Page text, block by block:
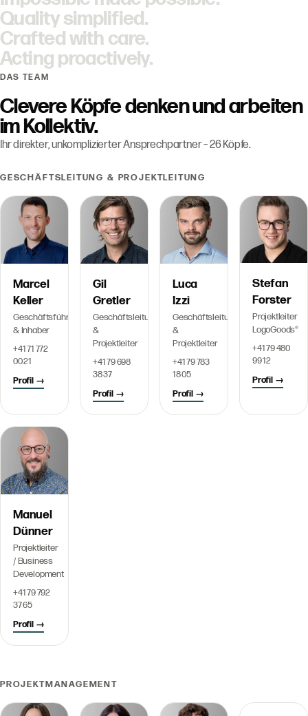
Quality simplified.
Crafted with care.
Acting proactively.
DAS TEAM
Clevere Köpfe denken und arbeiten
im Kollektiv.
Ihr direkter, unkomplizierter Ansprechpartner – 26 Köpfe.
GESCHÄFTSLEITUNG & PROJEKTLEITUNG
Marcel
Keller
Geschäftsführer
& Inhaber
+41 71 772
00 21
Profil →
Gil
Gretler
Geschäftsleitung
&
Projektleiter
+41 79 698
38 37
Profil →
Luca
Izzi
Geschäftsleitung
&
Projektleiter
+41 79 783
18 05
Profil →
Stefan
Forster
Projektleiter
LogoGoods®
+41 79 480
99 12
Profil →
Manuel
Dünner
Projektleiter
/ Business
Development
+41 79 792
37 65
Profil →
PROJEKTMANAGEMENT